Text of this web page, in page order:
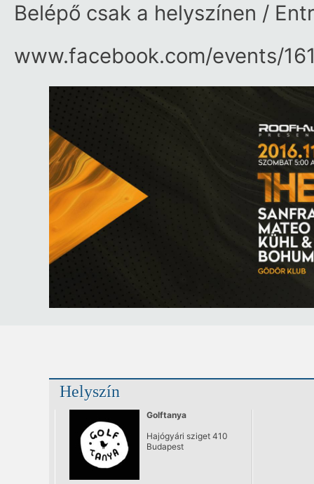
Belépő csak a helyszínen /
www.facebook.com/​events/​
Helyszín
Golftanya
Hajógyári sziget 410
Budapest